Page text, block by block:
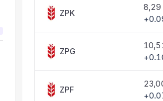
Taşınan Fonlar
Fiyat Endeks Değişimi
ZPK
8,29
ZPG
ZPF